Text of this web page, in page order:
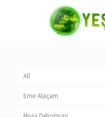
All
Emir Alaçam